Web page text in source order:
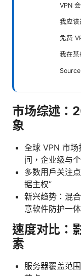
VPN
我应该
免费
我在某
市场综述：
象
全球 VPN 市场
间，企业级与
多数用户关注
据主权”
新兴趋势：混
意软件防护一
速度对比：
素
服务器覆盖范